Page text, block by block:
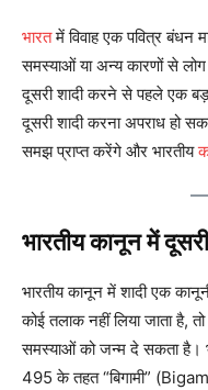
भारतमें विवाह एक पवित्र बंधन
समस्याओं या अन्य कारणों से
दूसरी शादी करने से पहले एक
दूसरी शादी करना अपराध हो
समझ प्राप्त करेंगे और भारतीय
भारतीय कानून में
भारतीय कानून में शादी एक
कोई तलाक नहीं लिया जाता है,
समस्याओं को जन्म दे सकता है।
495 के तहत “बिगामी”